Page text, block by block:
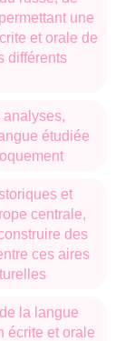
une
et orale de
différents
analyses,
étudiée
et
centrale,
des
ces aires
la langue
écrite et orale